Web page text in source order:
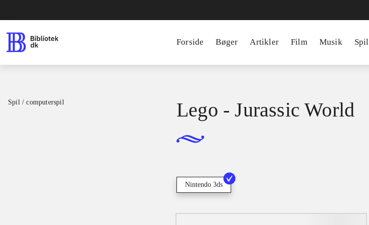
Forside Bøger Artikler Film Musik Spil
Spil / computerspil Lego - Jurassic World
Nintendo 3ds